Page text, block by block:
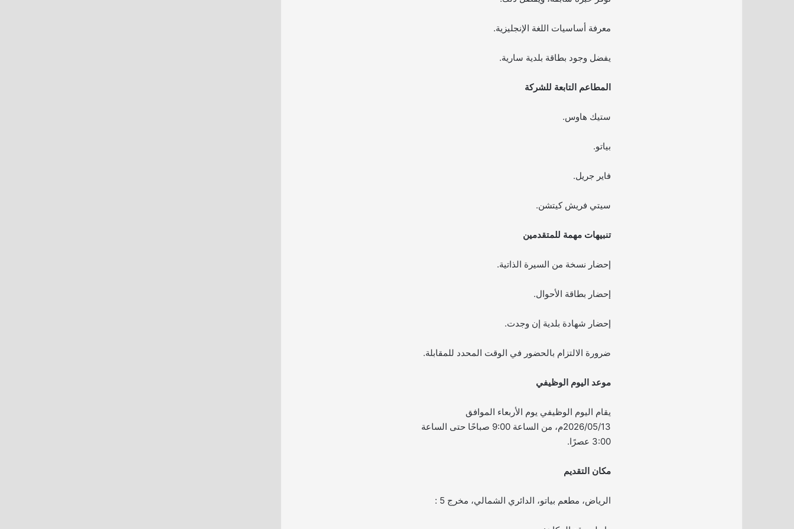
معرفة أساسيات اللغة الإنجليزية.
يفضل وجود بطاقة بلدية سارية.
المطاعم التابعة للشركة
ستيك هاوس.
بياتو.
فاير جريل.
سيتي فريش كيتشن.
تنبيهات مهمة للمتقدمين
إحضار نسخة من السيرة الذاتية.
إحضار بطاقة الأحوال.
إحضار شهادة بلدية إن وجدت.
ضرورة الالتزام بالحضور في الوقت المحدد للمقابلة.
موعد اليوم الوظيفي
يقام اليوم الوظيفي يوم الأربعاء الموافق
2026/05/13م، من الساعة 9:00 صباحًا حتى الساعة
3:00 عصرًا.
مكان التقديم
الرياض، مطعم بياتو، الدائري الشمالي، مخرج 5 :